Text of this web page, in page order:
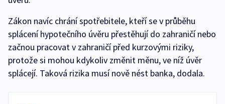
Zákon navíc chrání spotřebitele, kteří se v průběhu
splácení hypotečního úvěru přestěhují do zahraničí nebo
začnou pracovat v zahraničí před kurzovými riziky,
protože si mohou kdykoliv změnit měnu, ve níž úvěr
splácejí. Taková rizika musí nově nést banka, dodala.